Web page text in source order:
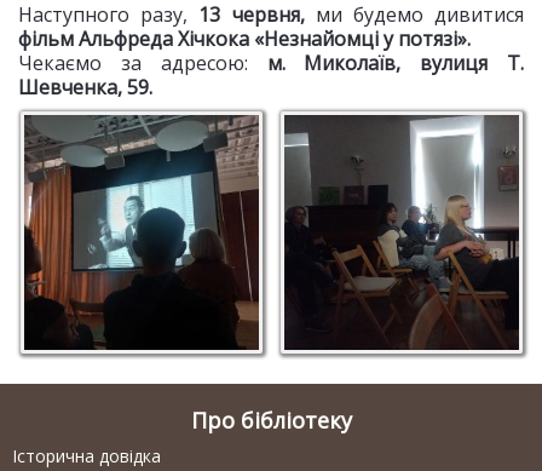
Наступного разу, 13 червня, ми будемо дивитися
фільм Альфреда Хічкока «Незнайомці у потязі».
Чекаємо за
адресою: м. Миколаїв, вулиця Т.
Шевченка, 59.
Про бібліотеку
Історична довідка